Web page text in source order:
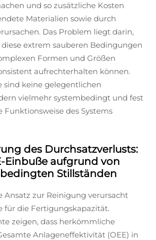
und so zusätzliche Kosten
Materialien sowie durch
Das Problem liegt darin,
diese extrem sauberen Bedingungen
Formen und Größen
aufrechterhalten können.
sind keine gelegentlichen
vielmehr systembedingt und fest
Funktionsweise des Systems
des Durchsatzverlusts:
Einbuße aufgrund von
Stillständen
Ansatz zur Reinigung verursacht
für die Fertigungskapazität.
zeigen, dass herkömmliche
Anlageneffektivität (OEE) in